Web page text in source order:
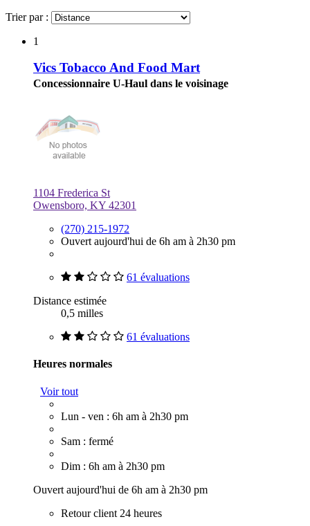
Trier par :
1
Vics Tobacco And Food Mart
Concessionnaire U-Haul dans le voisinage
1104 Frederica St
Owensboro, KY 42301
(270) 215-1972
Ouvert aujourd'hui de 6h am à 2h30 pm
61 évaluations
Distance estimée
0,5 milles
61 évaluations
Heures normales
Voir tout
Lun - ven : 6h am à 2h30 pm
Sam : fermé
Dim : 6h am à 2h30 pm
Ouvert aujourd'hui de 6h am à 2h30 pm
Retour client 24 heures